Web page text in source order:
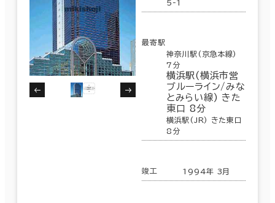
5-1
最寄駅
神奈川駅(京急本線)
7分
横浜駅(横浜市営
ブルーライン/みな
とみらい線) きた
東口 8分
横浜駅(JR) きた東口
8分
竣工 1994年 3月